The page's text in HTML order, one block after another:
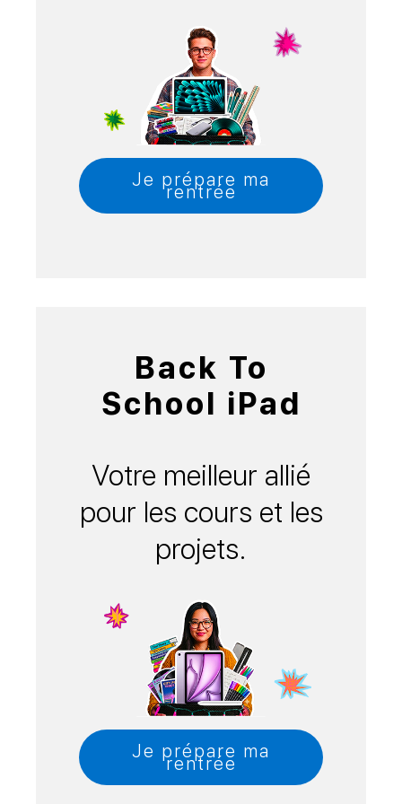
Je prépare ma
rentrée
Back To
School iPad
Votre meilleur allié
pour les cours et les
projets.
Je prépare ma
rentrée